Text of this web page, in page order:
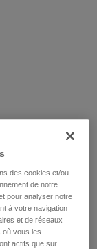
des cookies et/ou
de notre
pour analyser notre
à votre navigation
et de réseaux
où vous les
actifs que sur